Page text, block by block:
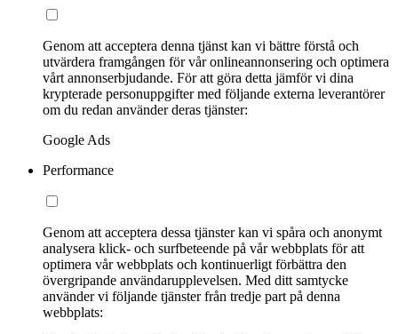
Genom att acceptera denna tjänst kan vi bättre förstå och
utvärdera framgången för vår onlineannonsering och optimera
vårt annonserbjudande. För att göra detta jämför vi dina
krypterade personuppgifter med följande externa leverantörer
om du redan använder deras tjänster:
Google Ads
Performance
Genom att acceptera dessa tjänster kan vi spåra och anonymt
analysera klick- och surfbeteende på vår webbplats för att
optimera vår webbplats och kontinuerligt förbättra den
övergripande användarupplevelsen. Med ditt samtycke
använder vi följande tjänster från tredje part på denna
webbplats: